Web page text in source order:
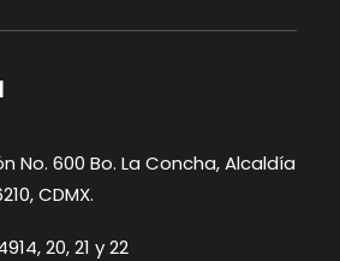
No. 600 Bo. La Concha, Alcaldía
CDMX.
20, 21 y 22